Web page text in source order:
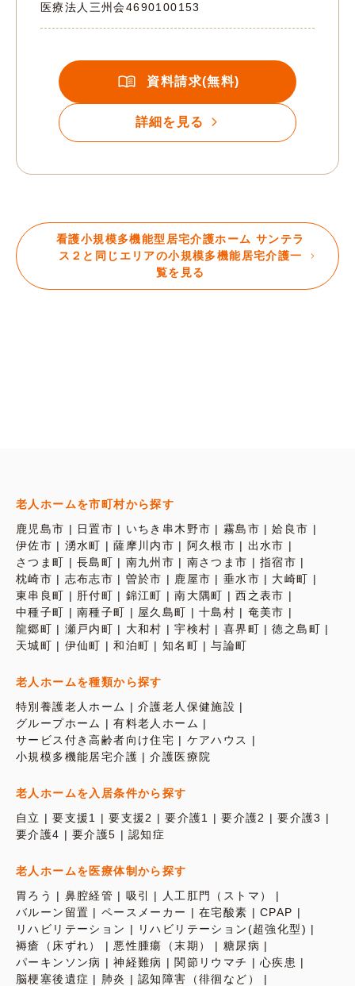
医療法人三州会4690100153
資料請求(無料)
詳細を見る
看護小規模多機能型居宅介護ホーム サンテラ
ス２と同じエリアの小規模多機能居宅介護一
覧を見る
老人ホームを市町村から探す
鹿児島市
日置市 いちき串木野市 霧島市
姶良市
伊佐市
湧水町 薩摩川内市 阿久根市
出水市
さつま町
長島町 南九州市 南さつま市
指宿市
枕崎市
志布志市 曽於市 鹿屋市 垂水市
大崎町
東串良町
肝付町 錦江町 南大隅町
西之表市
中種子町
南種子町 屋久島町 十島村
奄美市
龍郷町
瀬戸内町 大和村 宇検村 喜界町
徳之島町
天城町
伊仙町 和泊町 知名町 与論町
老人ホームを種類から探す
特別養護老人ホーム
介護老人保健施設
グループホーム
有料老人ホーム
サービス付き高齢者向け住宅
ケアハウス
小規模多機能居宅介護
介護医療院
老人ホームを入居条件から探す
自立
要支援1 要支援2 要介護1 要介護2
要介護3
要介護4
要介護5 認知症
老人ホームを医療体制から探す
胃ろう
鼻腔経管 吸引
人工肛門（ストマ）
バルーン留置
ペースメーカー 在宅酸素
CPAP
リハビリテーション
リハビリテーション(超強化型)
褥瘡（床ずれ）
悪性腫瘍（末期）
糖尿病
パーキンソン病
神経難病 関節リウマチ
心疾患
脳梗塞後遺症
肺炎 認知障害（徘徊など）